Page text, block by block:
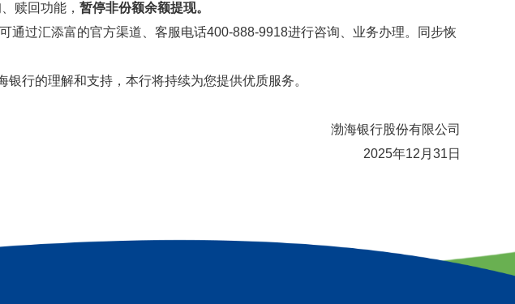
赎回功能，暂停非份额余额提现。
通过汇添富的官方渠道、客服电话400-888-9918进行咨询、业务办理。同步恢
银行的理解和支持，本行将持续为您提供优质服务。
渤海银行股份有限公司
2025年12月31日